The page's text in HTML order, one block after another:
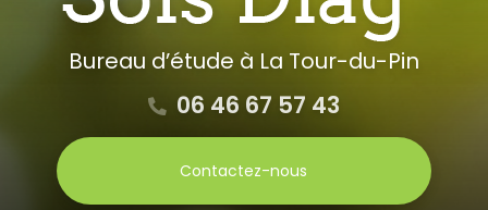
Bureau d’étude à La Tour-du-Pin
06 46 67 57 43
Contactez-nous